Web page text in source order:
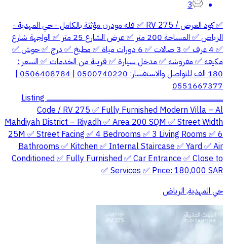
3
✅ كود العرض / RV 275 ✅ فله مودرن مؤثثة بالكامل - حي المهدية -
الرياض ✅ المساحة 200 متر ✅ عرض الشارع 25 متر ✅ الواجهة شارع
✅ 4 غرف ✅ 3 صالات ✅ 6 دورات مياة ✅ مطبخ ✅ درج ✅ حوش ✅
مكيفه ✅ مفروشة ✅ مدخل سيارة ✅ قريبة من الخدمات ✅ السعر :
180 الف للتواصل والاستفسار: 0500740220 | 0506408784 |
0551667377
ــــــــــــــــــــــــــــــــــــــــــــــــــــــــــــــــــــــــــــــــــــــــــــــــــــــــــــــــــــــــــــــــــــــــــــــــــــــــــــــــــــــــــــــ Listing
Code / RV 275 ✅ Fully Furnished Modern Villa – Al
Mahdiyah District – Riyadh ✅ Area 200 SQM ✅ Street Width
25M ✅ Street Facing ✅ 4 Bedrooms ✅ 3 Living Rooms ✅ 6
Bathrooms ✅ Kitchen ✅ Internal Staircase ✅ Yard ✅ Air
Conditioned ✅ Fully Furnished ✅ Car Entrance ✅ Close to
Services ✅ Price: 180,000 SAR ✅
حي المهدية, الرياض